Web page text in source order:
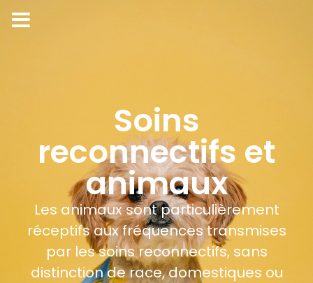
Soins
reconnectifs et
animaux
Les animaux sont particulièrement
réceptifs aux fréquences transmises
par les soins reconnectifs, sans
distinction de race, domestiques ou